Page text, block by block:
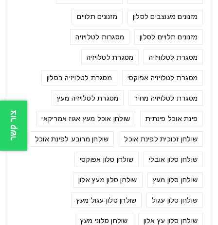
מזנונים מעוצבים לסלון מזנונים תלויים
מזנונים תלויים לסלון מסגרות לטלויזיה
מסגרת לטלוויזיה מסגרת לטלויזיה
מסגרת לטלויזיה אפוקסי מסגרת לטלויזיה בסלון
מסגרת לטלויזיה מחיר מסגרת לטלויזיה מעץ
פינת אוכל פינתית שולחן אוכל מעץ אגוז אמריקאי
שולחן זכוכית לפינת אוכל שולחן מרובע לפינת אוכל
שולחן סלון אובלי שולחן סלון אפוקסי
שולחן סלון מעץ שולחן סלון מעץ אלון
שולחן סלון עגול שולחן סלון עגול מעץ
שולחן סלון עץ אלון שולחן סלוני מעץ
צור קשר